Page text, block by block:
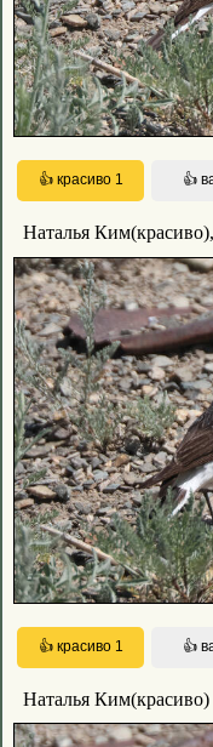
Наталья
Наталья Ким(красиво)